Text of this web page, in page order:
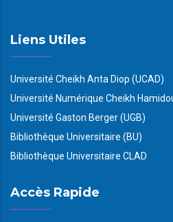
Liens Utiles
Université Cheikh Anta Diop (UCAD)
Université Numérique Cheikh
Université Gaston Berger (UGB)
Bibliothèque Universitaire (BU)
Bibliothèque Universitaire CLAD
Accès Rapide